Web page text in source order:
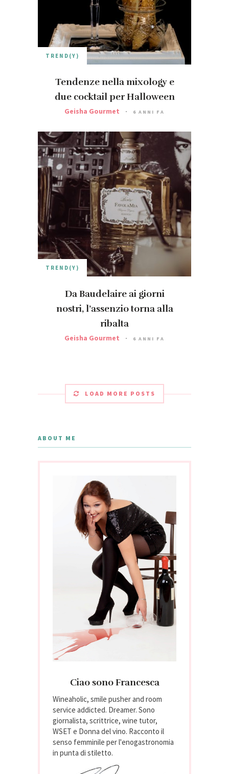
TREND(Y)
Tendenze nella mixology e
due cocktail per Halloween
Geisha Gourmet 6 ANNI FA
TREND(Y)
Da Baudelaire ai giorni
nostri, l’assenzio torna alla
ribalta
Geisha Gourmet 6 ANNI FA
LOAD MORE POSTS
ABOUT ME
Ciao sono Francesca
Wineaholic, smile pusher and room
service addicted. Dreamer. Sono
giornalista, scrittrice, wine tutor,
WSET e Donna del vino. Racconto il
senso femminile per l'enogastronomia
in punta di stiletto.